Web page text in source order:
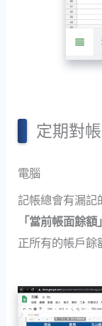
定期對
電腦
記帳總會有漏記
「當前帳面餘額」
正所有的帳戶餘